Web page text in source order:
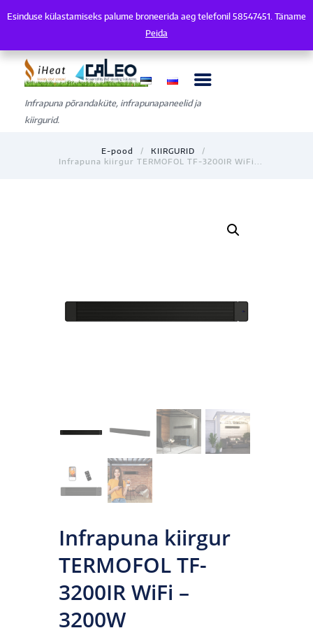
Infrapuna põrandaküte, infrapunapaneelid ja
kiirgurid.
E-pood
KIIRGURID
Infrapuna kiirgur TERMOFOL TF-3200IR WiFi...
Infrapuna kiirgur
TERMOFOL TF-
3200IR WiFi –
3200W
Esinduse külastamiseks palume broneerida aeg telefonil 58547451.
Esinduse külastamiseks palume broneerida aeg telefonil 58547451. Täname
Peida